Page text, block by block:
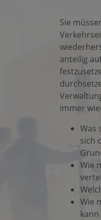
Sie
anteilig
immer
Was
sich
Wie
Wie